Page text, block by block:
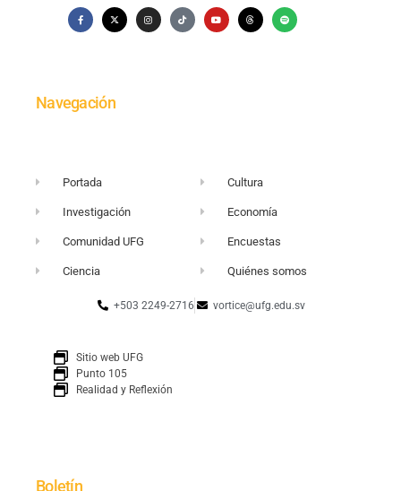
Navegación
Portada
Investigación
Comunidad UFG
Ciencia
Cultura
Economía
Encuestas
Quiénes somos
+503 2249-2716 vortice@ufg.edu.sv
Sitio web UFG
Punto 105
Realidad y Reflexión
Boletín